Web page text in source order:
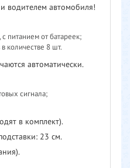
водителем автомобиля!
питанием от батареек;
количестве 8 шт.
автоматически.
сигнала;
в комплект).
23 см.